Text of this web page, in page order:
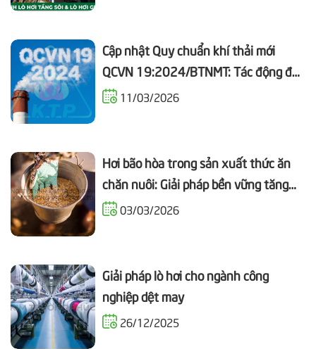
Cập nhật Quy chuẩn khí thải mới
QCVN 19:2024/BTNMT: Tác động đối
với ngành công nghiệp Lò hơi?
11/03/2026
Hơi bão hòa trong sản xuất thức ăn
chăn nuôi: Giải pháp bền vững tăng
PDI03/03/2026
Giải pháp lò hơi cho ngành công
nghiệp dệt may
26/12/2025